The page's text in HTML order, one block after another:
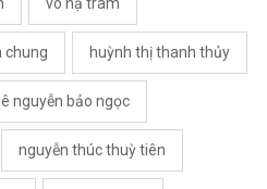
chung huỳnh thị thanh thủy
lê nguyễn bảo ngọc
nguyễn thúc thuỳ tiên